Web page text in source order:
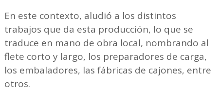
En este contexto, aludió a los distintos
trabajos que da esta producción, lo que se
traduce en mano de obra local, nombrando al
flete corto y largo, los preparadores de carga,
los embaladores, las fábricas de cajones, entre
otros.